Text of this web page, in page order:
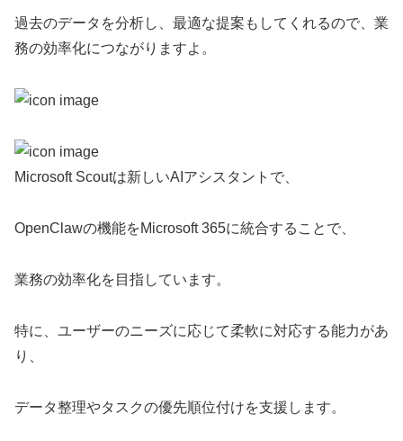
過去のデータを分析し、最適な提案もしてくれるので、業
務の効率化につながりますよ。
Microsoft Scoutは新しいAIアシスタントで、
OpenClawの機能をMicrosoft 365に統合することで、
業務の効率化を目指しています。
特に、ユーザーのニーズに応じて柔軟に対応する能力があ
り、
データ整理やタスクの優先順位付けを支援します。